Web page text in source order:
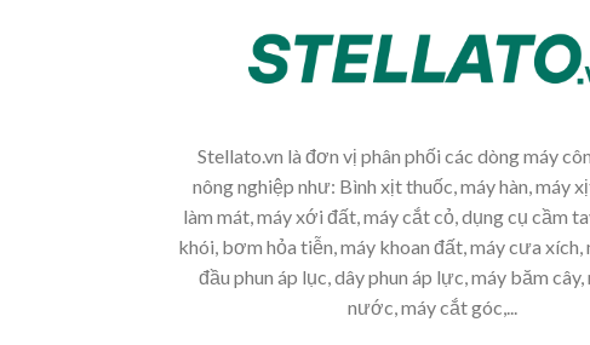
Stellato.vn là đơn vị phân phối các dòng máy
nông nghiệp như: Bình xịt thuốc, máy hàn, máy
làm mát, máy xới đất, máy cắt cỏ, dụng cụ cầm
khói, bơm hỏa tiễn, máy khoan đất, máy cưa xích,
đầu phun áp lục, dây phun áp lực, máy băm
nước, máy cắt góc,...